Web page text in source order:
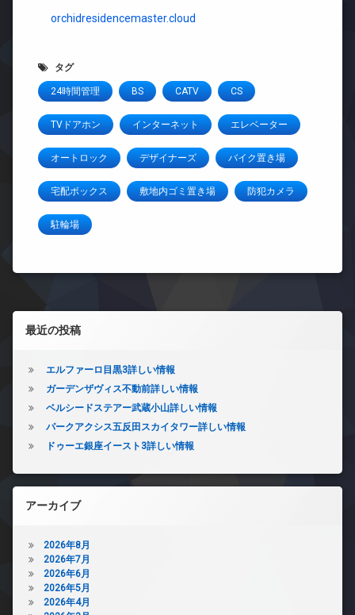
orchidresidencemaster.cloud
タグ
24時間管理 BS CATV CS
TVドアホン インターネット エレベーター
オートロック デザイナーズ バイク置き場
宅配ボックス 敷地内ゴミ置き場 防犯カメラ
駐輪場
左サイドバー
最近の投稿
エルファーロ目黒3詳しい情報
ガーデンザヴィス不動前詳しい情報
ベルシードステアー武蔵小山詳しい情報
パークアクシス五反田スカイタワー詳しい情報
ドゥーエ銀座イースト3詳しい情報
アーカイブ
2026年8月
2026年7月
2026年6月
2026年5月
2026年4月